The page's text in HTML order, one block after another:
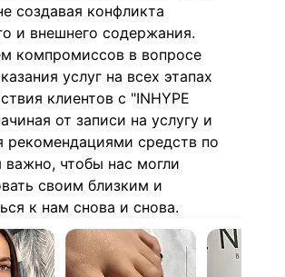
создавая конфликта
и внешнего содержания.
компромиссов в вопросе
услуг на всех этапах
клиентов с "INHYPE
от записи на услугу и
рекомендациями средств по
чтобы нас могли
своим близким и
к нам снова и снова.